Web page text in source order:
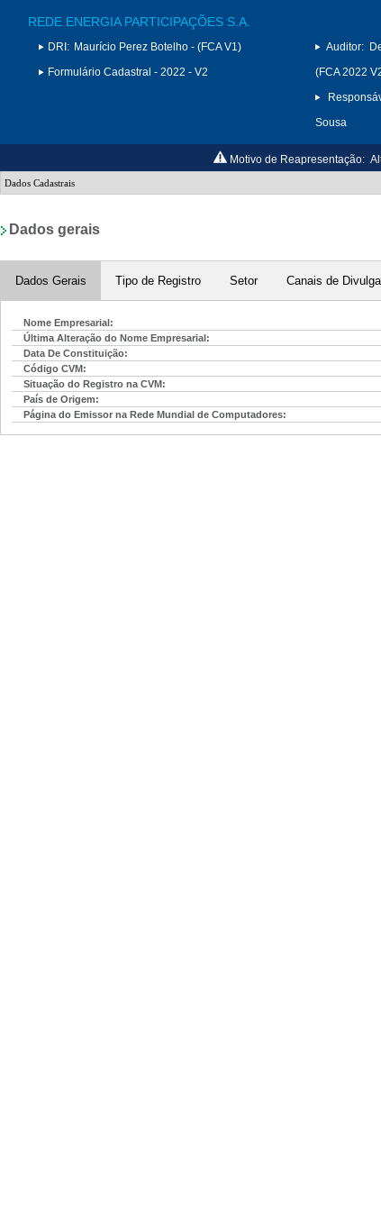
REDE ENERGIA PARTICIPAÇÕES S.A.
DRI: Maurício Perez Botelho - (FCA V1)
Formulário Cadastral - 2022 - V2
Auditor:
(FCA 2022
Sousa
Motivo de Reapresentação: